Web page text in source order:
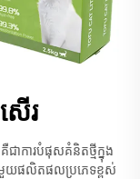
ើរ
ជាការបំផុសគំនិតថ្មីក្នុង
មួយផលិតផលប្រភេទខ្ពស់